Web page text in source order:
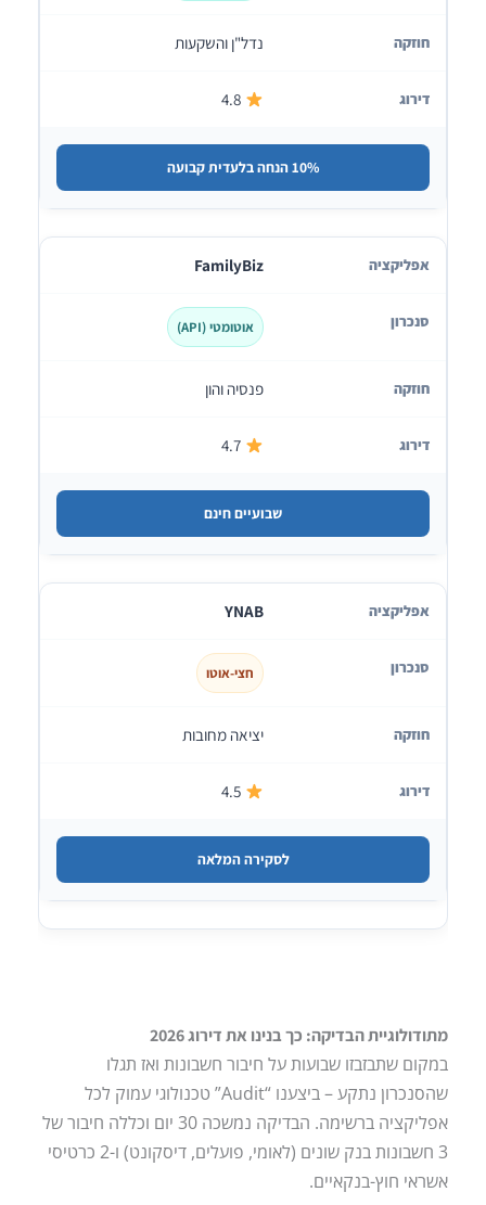
נדל"ן והשקעות
10% הנחה בלעדית קבועה
FamilyBiz
אוטומטי (API)
פנסיה והון
שבועיים חינם
YNAB
חצי-אוטו
יציאה מחובות
לסקירה המלאה
מתודולוגיית הבדיקה: כך בנינו את דירוג 2026
במקום שתבזבזו שבועות על חיבור חשבונות ואז תגלו
שהסנכרון נתקע – ביצענו “Audit” טכנולוגי עמוק לכל
אפליקציה ברשימה. הבדיקה נמשכה 30 יום וכללה חיבור של
3 חשבונות בנק שונים (לאומי, פועלים, דיסקונט) ו-2 כרטיסי
אשראי חוץ-בנקאיים.